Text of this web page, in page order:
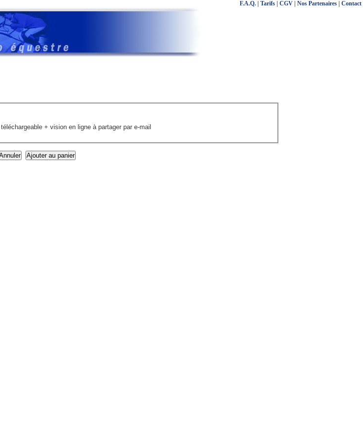
F.A.Q. Tarifs CGV Nos Partenaires Contact
+ vision en ligne à partager par e-mail